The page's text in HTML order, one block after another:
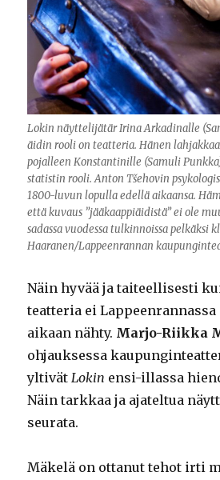
Lokin näyttelijätär Irina Arkadinalle
äidin rooli on teatteria. Hänen
pojalleen Konstantinille (Samuli
statistin rooli. Anton Tšehovin
1800-luvun lopulla edellä aikaansa.
että kuvaus ”jääkaappiäidistä” ei ole
sadassa vuodessa tulkinnoissa pelkäksi
Haaranen/Lappeenrannan
Näin hyvää ja taiteellisesti
teatteria ei Lappeenrannassa
aikaan nähty. Marjo-Riikka
ohjauksessa
yltivät Lokin ensi-illassa
Näin tarkkaa ja ajateltua
seurata.
Mäkelä on ottanut tehot irti